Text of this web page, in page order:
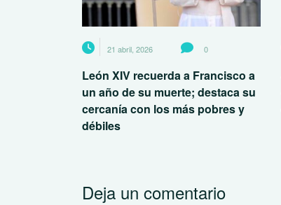
21 abril, 2026 0
León XIV recuerda a Francisco a
un año de su muerte; destaca su
cercanía con los más pobres y
débiles
Deja un comentario